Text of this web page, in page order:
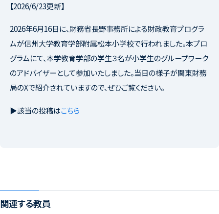
【2026/6/23更新】
2026年6月16日に、財務省長野事務所による財政教育プログラ
ムが信州大学教育学部附属松本小学校で行われました。本プロ
グラムにて、本学教育学部の学生３名が小学生のグループワーク
のアドバイザーとして参加いたしました。当日の様子が関東財務
局のXで紹介されていますので、ぜひご覧ください。
▶該当の投稿はこちら
関連する教員